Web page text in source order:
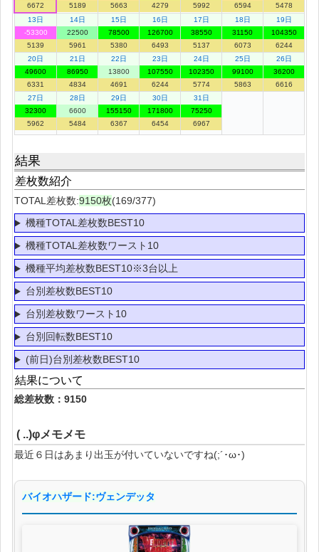
6672
5189
5663
4279
5992
6594
5478
13日
-53300
5139
14日
22500
5961
15日
78500
5380
16日
126700
6493
17日
38550
5137
18日
31150
6073
19日
104350
6244
20日
49600
6331
21日
86950
4834
22日
13800
4691
23日
107550
6244
24日
102350
5774
25日
99100
5863
26日
36200
6616
27日
32300
5962
28日
6600
5484
29日
155150
6367
30日
171800
6454
31日
75250
6967
結果
差枚数紹介
TOTAL差枚数:9150枚(169/377)
機種TOTAL差枚数BEST10
機種TOTAL差枚数ワースト10
機種平均差枚数BEST10※3台以上
台別差枚数BEST10
台別差枚数ワースト10
台別回転数BEST10
(前日)台別差枚数BEST10
結果について
総差枚数：9150
( ..)φメモメモ
最近６日はあまり出玉が付いていないですね(;´･ω･)
バイオハザード:ヴェンデッタ